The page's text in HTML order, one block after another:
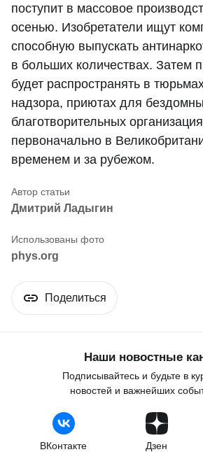
поступит в массовое
осенью. Изобретатели ищут
способную выпускать
в больших количествах. Затем
будет распространять в
надзора, приютах для
благотворительных
первоначально в
временем и за рубежом.
Дмитрий Ладыгин
phys.org
Поделиться
Наши новостные
Подписывайтесь и будьте в
новостей и важнейших
ВКонтакте Дзен